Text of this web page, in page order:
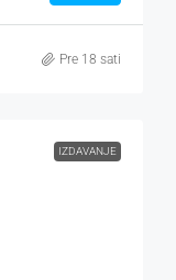
Pre 18 sati
IZDAVANJE